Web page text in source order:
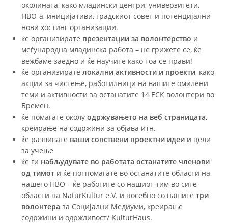
околината, како младински центри, универзитети,
НВО-а, иницијативи, градскиот совет и потенцијални
нови хостинг организации.
ќе организирате презентации за волонтерство и
меѓународна младинска работа – не грижете се, ќе
вежбаме заедно и ќе научите како тоа се прави!
ќе организирателокални активности и проекти, како
акции за чистење, работилници на вашите омилени
теми и активности за останатите 14 ЕСК волонтери во
Бремен.
ќе помагате околуодржувањето на веб страницата,
креирање на содржини за објава итн.
ќе развивате ваши сопствени проектни идеи и цели
за учење
ќе ги набљудувате во работата останатите членови
од тимот и ќе потпомагате во останатите области на
нашето НВО – ќе работите со нашиот тим во сите
области на NaturKultur e.V. и посебно со нашитетри
волонтера за Социјални Медиуми, креирање
содржини и одржливост/ KulturHaus.